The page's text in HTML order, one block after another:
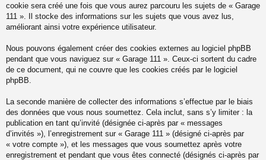
cookie sera créé une fois que vous aurez parcouru les sujets de « Garage
111 ». Il stocke des informations sur les sujets que vous avez lus,
améliorant ainsi votre expérience utilisateur.
Nous pouvons également créer des cookies externes au logiciel phpBB
pendant que vous naviguez sur « Garage 111 ». Ceux-ci sortent du cadre
de ce document, qui ne couvre que les cookies créés par le logiciel
phpBB.
La seconde manière de collecter des informations s’effectue par le biais
des données que vous nous soumettez. Cela inclut, sans s’y limiter : la
publication en tant qu’invité (désignée ci-après par « messages
d’invités »), l’enregistrement sur « Garage 111 » (désigné ci-après par
« votre compte »), et les messages que vous soumettez après votre
enregistrement et pendant que vous êtes connecté (désignés ci-après par